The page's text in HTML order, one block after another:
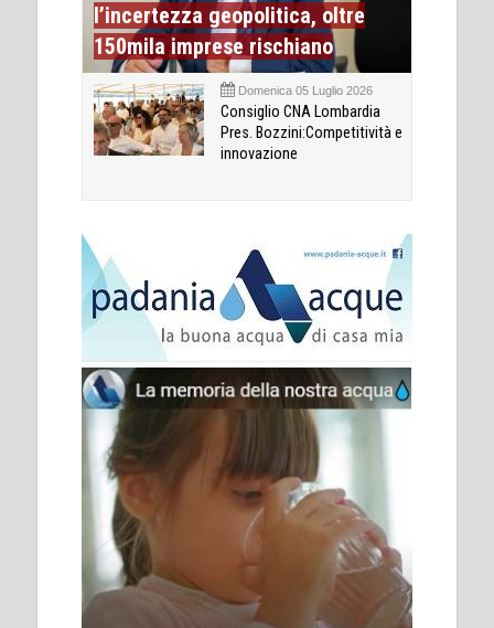
l’incertezza geopolitica, oltre
150mila imprese rischiano
Domenica 05 Luglio 2026
Consiglio CNA Lombardia
Pres. Bozzini:Competitività e
innovazione